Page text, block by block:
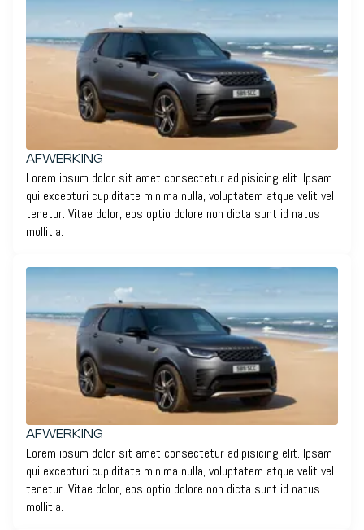
AFWERKING
Lorem ipsum dolor sit amet consectetur adipisicing elit. Ipsam
qui excepturi cupiditate minima nulla, voluptatem atque velit vel
tenetur. Vitae dolor, eos optio dolore non dicta sunt id natus
mollitia.
AFWERKING
Lorem ipsum dolor sit amet consectetur adipisicing elit. Ipsam
qui excepturi cupiditate minima nulla, voluptatem atque velit vel
tenetur. Vitae dolor, eos optio dolore non dicta sunt id natus
mollitia.